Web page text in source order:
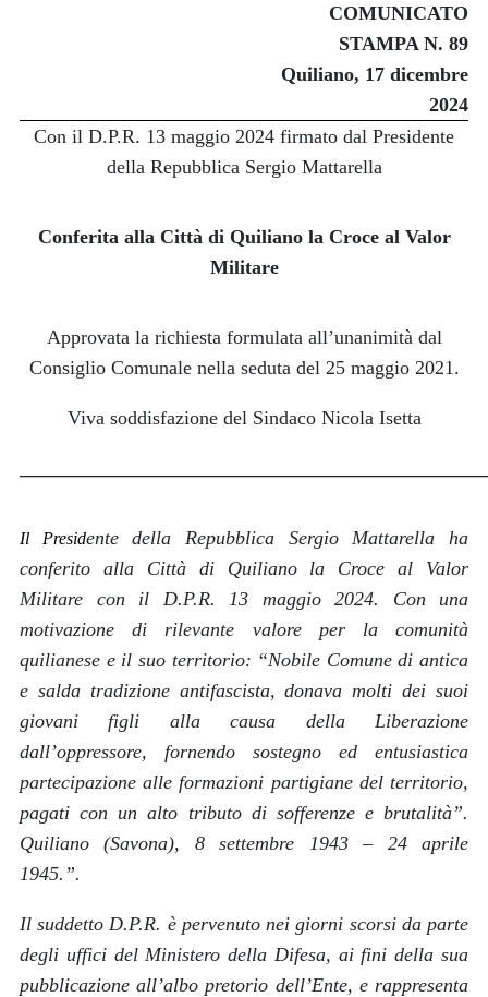
COMUNICATO
STAMPA N. 89
Quiliano, 17 dicembre
2024
Con il D.P.R. 13 maggio 2024 firmato dal Presidente
della Repubblica Sergio Mattarella
Conferita alla Città di Quiliano la Croce al Valor
Militare
Approvata la richiesta formulata all’unanimità dal
Consiglio Comunale nella seduta del 25 maggio 2021.
Viva soddisfazione del Sindaco Nicola Isetta
Il Presidente della Repubblica Sergio Mattarella ha
conferito alla Città di Quiliano la Croce al Valor
Militare con il D.P.R. 13 maggio 2024. Con una
motivazione di rilevante valore per la comunità
quilianese e il suo territorio: “Nobile Comune di antica
e salda tradizione antifascista, donava molti dei suoi
giovani figli alla causa della Liberazione
dall’oppressore, fornendo sostegno ed entusiastica
partecipazione alle formazioni partigiane del territorio,
pagati con un alto tributo di sofferenze e brutalità”.
Quiliano (Savona), 8 settembre 1943 – 24 aprile
1945.”.
Il suddetto D.P.R. è pervenuto nei giorni scorsi da parte
degli uffici del Ministero della Difesa, ai fini della sua
pubblicazione all’albo pretorio dell’Ente, e rappresenta